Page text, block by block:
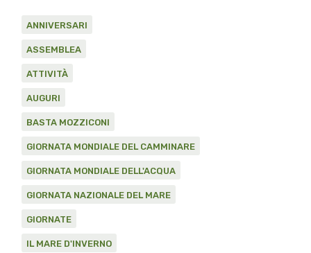
ANNIVERSARI
ASSEMBLEA
ATTIVITÀ
AUGURI
BASTA MOZZICONI
GIORNATA MONDIALE DEL CAMMINARE
GIORNATA MONDIALE DELL'ACQUA
GIORNATA NAZIONALE DEL MARE
GIORNATE
IL MARE D'INVERNO